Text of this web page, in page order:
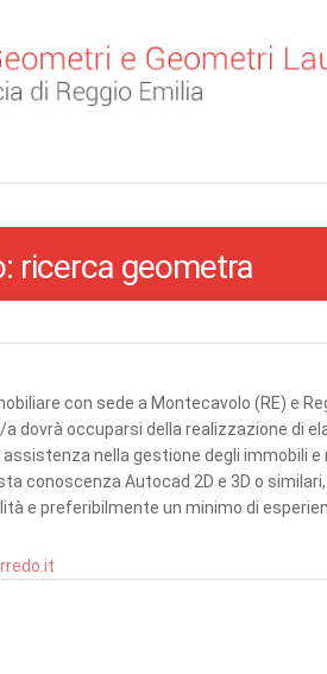
ricerca geometra
con sede a Montecavolo (RE) e
dovrà occuparsi della realizzazione di
nella gestione degli immobili
conoscenza Autocad 2D e 3D o
e preferibilmente un minimo di